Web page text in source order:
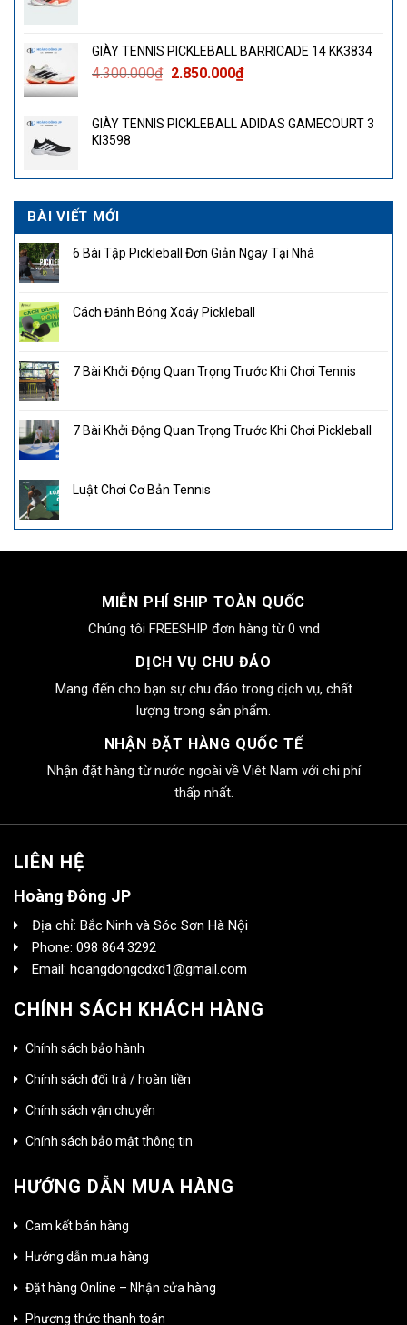
GIÀY TENNIS PICKLEBALL BARRICADE 14 KK3834
4.300.000₫ Giá
4.300.000₫.
2.850.000₫Giá
là:
GIÀY TENNIS PICKLEBALL ADIDAS GAMECOURT 3
KI3598
BÀI VIẾT MỚI
6 Bài Tập Pickleball Đơn Giản Ngay Tại Nhà
Cách Đánh Bóng Xoáy Pickleball
7 Bài Khởi Động Quan Trọng Trước Khi Chơi Tennis
7 Bài Khởi Động Quan Trọng Trước Khi Chơi Pickleball
Luật Chơi Cơ Bản Tennis
MIỄN PHÍ SHIP TOÀN QUỐC
Chúng tôi FREESHIP đơn hàng từ 0 vnd
DỊCH VỤ CHU ĐÁO
Mang đến cho bạn sự chu đáo trong dịch vụ, chất
lượng trong sản phẩm.
NHẬN ĐẶT HÀNG QUỐC TẾ
Nhận đặt hàng từ nước ngoài về Viêt Nam với chi phí
thấp nhất.
LIÊN HỆ
Hoàng Đông JP
Địa chỉ: Bắc Ninh và Sóc Sơn Hà Nội
Phone: 098 864 3292
Email: hoangdongcdxd1@gmail.com
CHÍNH SÁCH KHÁCH HÀNG
Chính sách bảo hành
Chính sách đổi trả / hoàn tiền
Chính sách vận chuyển
Chính sách bảo mật thông tin
HƯỚNG DẪN MUA HÀNG
Cam kết bán hàng
Hướng dẫn mua hàng
Đặt hàng Online – Nhận cửa hàng
Phương thức thanh toán